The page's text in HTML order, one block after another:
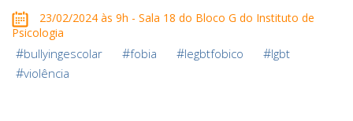
23/02/2024 às 9h - Sala 18 do Bloco G do Instituto de
Psicologia
#bullyingescolar #fobia #legbtfobico #lgbt
#violência